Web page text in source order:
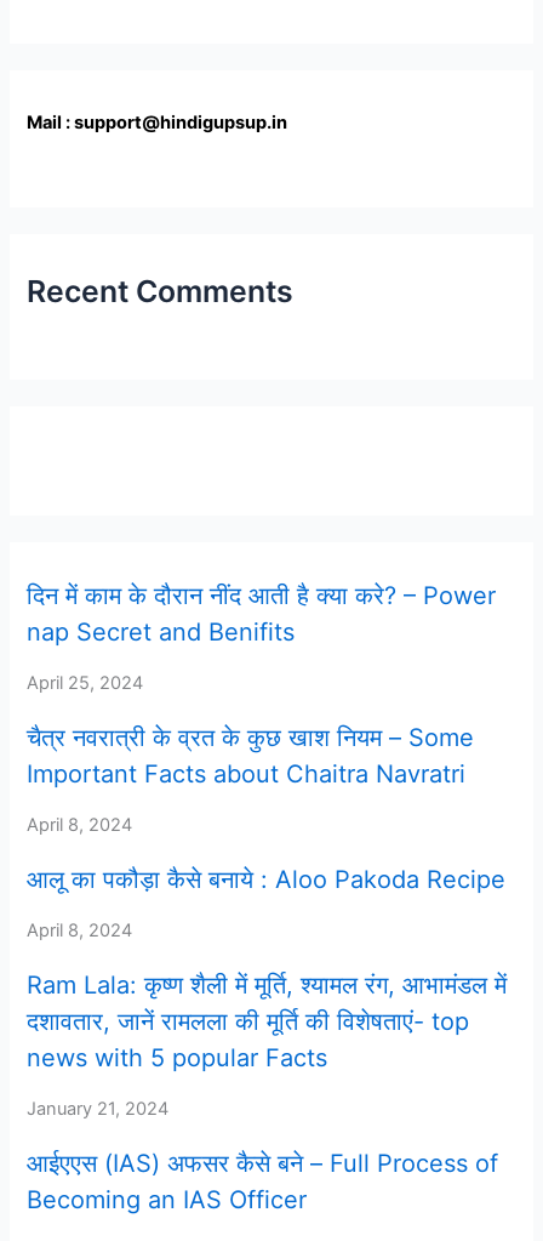
Mail : support@hindigupsup.in
Recent Comments
दिन में काम के दौरान नींद आती है क्या करे? – Power
nap Secret and Benifits
April 25, 2024
चैत्र नवरात्री के व्रत के कुछ खाश नियम – Some
Important Facts about Chaitra Navratri
April 8, 2024
आलू का पकौड़ा कैसे बनाये : Aloo Pakoda Recipe
April 8, 2024
Ram Lala: कृष्ण शैली में मूर्ति, श्यामल रंग, आभामंडल में
दशावतार, जानें रामलला की मूर्ति की विशेषताएं- top
news with 5 popular Facts
January 21, 2024
आईएएस (IAS) अफसर कैसे बने – Full Process of
Becoming an IAS Officer